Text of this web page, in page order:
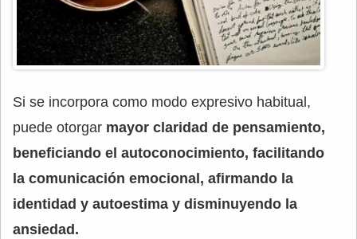
Si se incorpora como modo expresivo habitual,
puede otorgar mayor claridad de pensamiento,
beneficiando el autoconocimiento, facilitando
la comunicación emocional, afirmando la
identidad y autoestima y disminuyendo la
ansiedad.